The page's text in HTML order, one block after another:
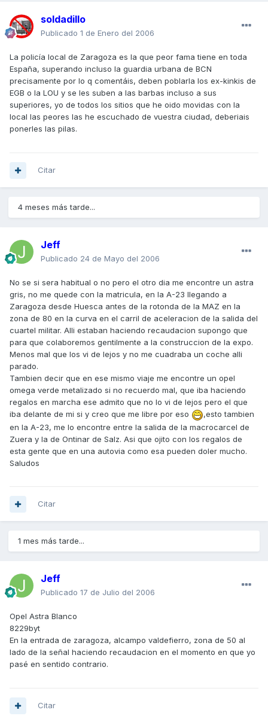
soldadillo
Publicado 1 de Enero del 2006
La policía local de Zaragoza es la que peor fama tiene en toda
España, superando incluso la guardia urbana de BCN
precisamente por lo q comentáis, deben poblarla los ex-kinkis de
EGB o la LOU y se les suben a las barbas incluso a sus
superiores, yo de todos los sitios que he oido movidas con la
local las peores las he escuchado de vuestra ciudad, deberiais
ponerles las pilas.
Citar
4 meses más tarde...
Jeff
Publicado 24 de Mayo del 2006
No se si sera habitual o no pero el otro dia me encontre un astra
gris, no me quede con la matricula, en la A-23 llegando a
Zaragoza desde Huesca antes de la rotonda de la MAZ en la
zona de 80 en la curva en el carril de aceleracion de la salida del
cuartel militar. Alli estaban haciendo recaudacion supongo que
para que colaboremos gentilmente a la construccion de la expo.
Menos mal que los vi de lejos y no me cuadraba un coche alli
parado.
Tambien decir que en ese mismo viaje me encontre un opel
omega verde metalizado si no recuerdo mal, que iba haciendo
regalos en marcha ese admito que no lo vi de lejos pero el que
iba delante de mi si y creo que me libre por eso
,esto tambien
en la A-23, me lo encontre entre la salida de la macrocarcel de
Zuera y la de Ontinar de Salz. Asi que ojito con los regalos de
esta gente que en una autovia como esa pueden doler mucho.
Saludos
Citar
1 mes más tarde...
Jeff
Publicado 17 de Julio del 2006
Opel Astra Blanco
8229byt
En la entrada de zaragoza, alcampo valdefierro, zona de 50 al
lado de la señal haciendo recaudacion en el momento en que yo
pasé en sentido contrario.
Citar